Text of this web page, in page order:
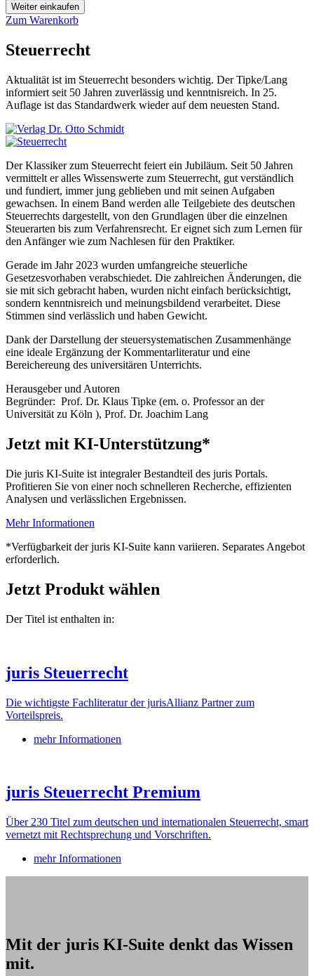
Weiter einkaufen
Zum Warenkorb
Steuerrecht
Aktualität ist im Steuerrecht besonders wichtig. Der Tipke/Lang
informiert seit 50 Jahren zuverlässig und kenntnisreich. In 25.
Auflage ist das Standardwerk wieder auf dem neuesten Stand.
Der Klassiker zum Steuerrecht feiert ein Jubiläum. Seit 50 Jahren
vermittelt er alles Wissenswerte zum Steuerrecht, gut verständlich
und fundiert, immer jung geblieben und mit seinen Aufgaben
gewachsen. In einem Band werden alle Teilgebiete des deutschen
Steuerrechts dargestellt, von den Grundlagen über die einzelnen
Steuerarten bis zum Verfahrensrecht. Er eignet sich zum Lernen für
den Anfänger wie zum Nachlesen für den Praktiker.
Gerade im Jahr 2023 wurden umfangreiche steuerliche
Gesetzesvorhaben verabschiedet. Die zahlreichen Änderungen, die
sie mit sich gebracht haben, wurden nicht einfach berücksichtigt,
sondern kenntnisreich und meinungsbildend verarbeitet. Diese
Stimmen sind verlässlich und haben Gewicht.
Dank der Darstellung der steuersystematischen Zusammenhänge
eine ideale Ergänzung der Kommentarliteratur und eine
Bereichereung des universitären Unterrichts.
Herausgeber und Autoren
Begründer: Prof. Dr. Klaus Tipke (em. o. Professor an der
Universität zu Köln ), Prof. Dr. Joachim Lang
Jetzt mit KI-Unterstützung*
Die juris KI-Suite ist integraler Bestandteil des juris Portals.
Profitieren Sie von einer noch schnelleren Recherche, effizienten
Analysen und verlässlichen Ergebnissen.
Mehr Informationen
*Verfügbarkeit der juris KI-Suite kann variieren. Separates Angebot
erforderlich.
Jetzt Produkt wählen
Der Titel ist enthalten in:
juris Steuerrecht
Die wichtigste Fachliteratur der jurisAllianz Partner zum
Vorteilspreis.
mehr Informationen
juris Steuerrecht Premium
Über 230 Titel zum deutschen und internationalen Steuerrecht, smart
vernetzt mit Rechtsprechung und Vorschriften.
mehr Informationen
Mit der juris KI-Suite denkt das Wissen
mit.